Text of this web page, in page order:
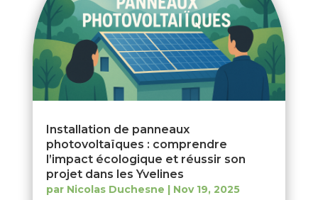
Installation de panneaux
photovoltaïques : comprendre
l’impact écologique et réussir son
projet dans les Yvelines
par Nicolas Duchesne | Nov 19, 2025